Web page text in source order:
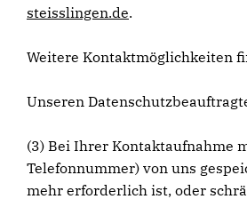
steisslingen.de.
Weitere Kontaktmöglichkeiten
Unseren
(3) Bei Ihrer Kontaktaufnahme
Telefonnummer) von uns
mehr erforderlich ist, oder